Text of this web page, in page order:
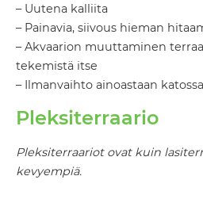
– Uutena kalliita
– Painavia, siivous hieman
– Akvaarion muuttaminen
tekemistä itse
– Ilmanvaihto ainoastaan
Pleksiterraario
Pleksiterraariot ovat kuin
kevyempiä.